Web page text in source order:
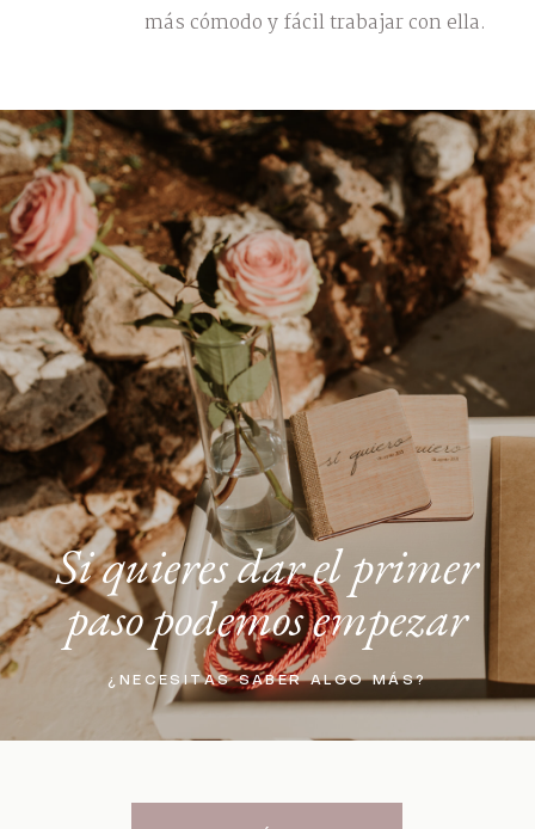
más cómodo y fácil trabajar con ella.
Si quieres dar el primer
paso podemos empezar
¿NECESITAS SABER ALGO MÁS?